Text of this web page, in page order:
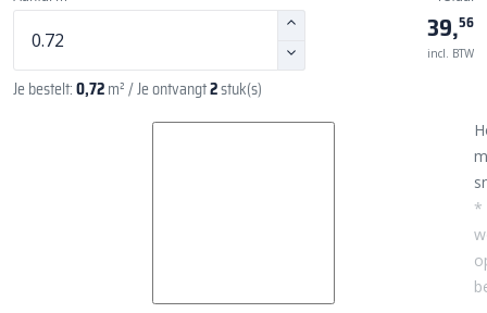
Je bestelt:0,72m²/ Je ontvangt2stuk(s)
39,56
incl. BTW
*